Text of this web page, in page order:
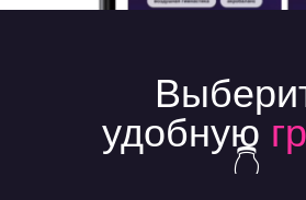
удобную
👇